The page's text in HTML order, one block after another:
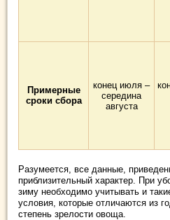
Примерные
сроки сбора
конец июля –
середина
августа
Разумеется, все данные,
приблизительный характер. При
зиму необходимо учитывать и
условия, которые отличаются из
степень зрелости овоща.